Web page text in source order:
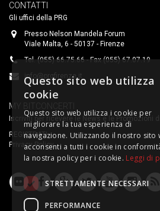
CONTATTI
Gli uffici della PRG
Presso Nelson Mandela Forum
Viale Malta, 6 - 50137 - Firenze
Tel. (055) 66.75.66 - Fax (055) 67.07.19
info@prgfirenze.it
MY BITCONCERTI
Iscriviti per ricevere le News e le Promozioni
REGISTRATI
Privacy Policy
Questo sito web utilizza
cookie
Questo sito web utilizza i cookie per
migliorare la tua esperienza di
navigazione. Utilizzando il nostro sito
acconsenti a tutti i cookie in
la nostra policy per i cookie. Leggi di
STRETTAMENTE NECESSARI
PERFORMANCE